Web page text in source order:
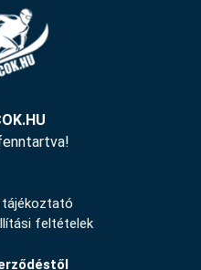
tájékoztató
feltételek